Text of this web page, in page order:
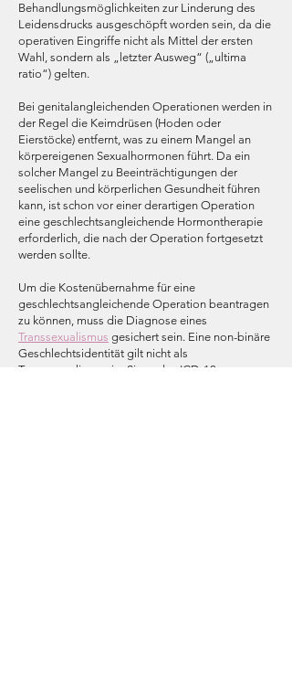
Behandlungsmöglichkeiten zur Linderung des
Leidensdrucks ausgeschöpft worden sein, da die
operativen Eingriffe nicht als Mittel der ersten
Wahl, sondern als „letzter Ausweg“ („ultima
ratio“) gelten.
Bei genitalangleichenden Operationen werden in
der Regel die Keimdrüsen (Hoden oder
Eierstöcke) entfernt, was zu einem Mangel an
körpereigenen Sexualhormonen führt. Da ein
solcher Mangel zu Beeinträchtigungen der
seelischen und körperlichen Gesundheit führen
kann, ist schon vor einer derartigen Operation
eine geschlechtsangleichende Hormontherapie
erforderlich, die nach der Operation fortgesetzt
werden sollte.
Um die Kostenübernahme für eine
geschlechtsangleichende Operation beantragen
zu können, muss die Diagnose eines
Transsexualismus gesichert sein. Eine non-binäre
Geschlechtsidentität gilt nicht als
Transsexualismus im Sinne des ICD-10.